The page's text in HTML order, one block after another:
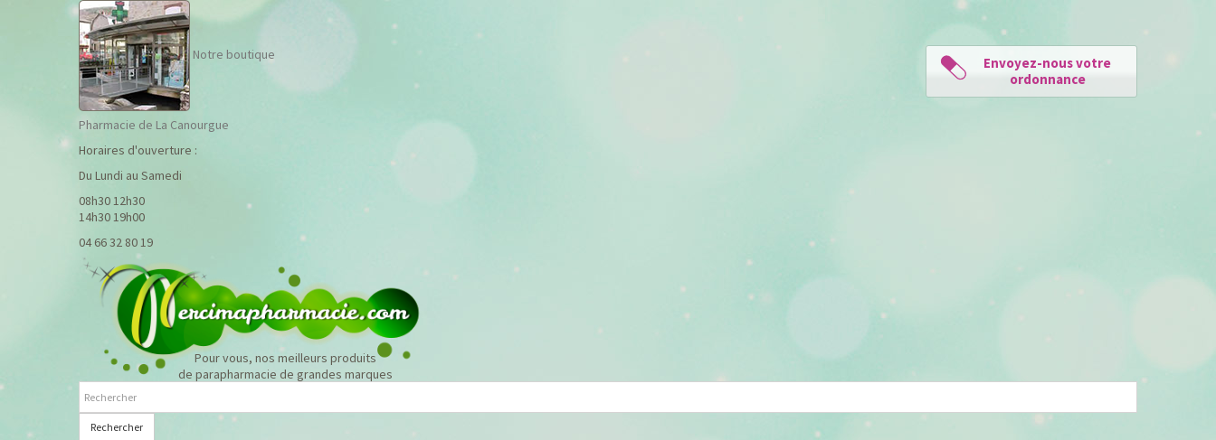
Notre boutique
Pharmacie de La Canourgue
Horaires d'ouverture :
Du Lundi au Samedi
08h30 12h30
14h30 19h00
04 66 32 80 19
Pour vous, nos meilleurs produits
de parapharmacie de grandes marques
Rechercher
Envoyez-nous votre
ordonnance